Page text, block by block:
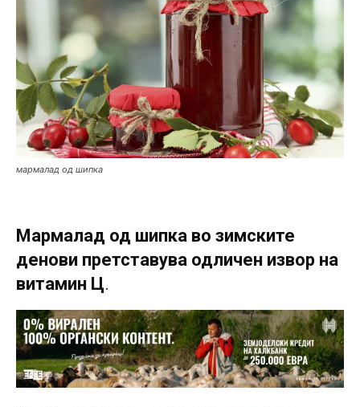
мармалад од шипка
Мармалад од шипка во зимските
денови претставува одличен извор на
витамин Ц.